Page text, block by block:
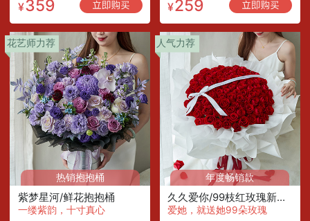
¥359 ¥259
花艺师力荐
热销抱抱桶
紫梦星河/鲜花抱抱桶
一缕紫韵，十寸真心
人气力荐
年度畅销款
久久爱你/99枝红玫瑰新设计
爱她，就送她99朵玫瑰